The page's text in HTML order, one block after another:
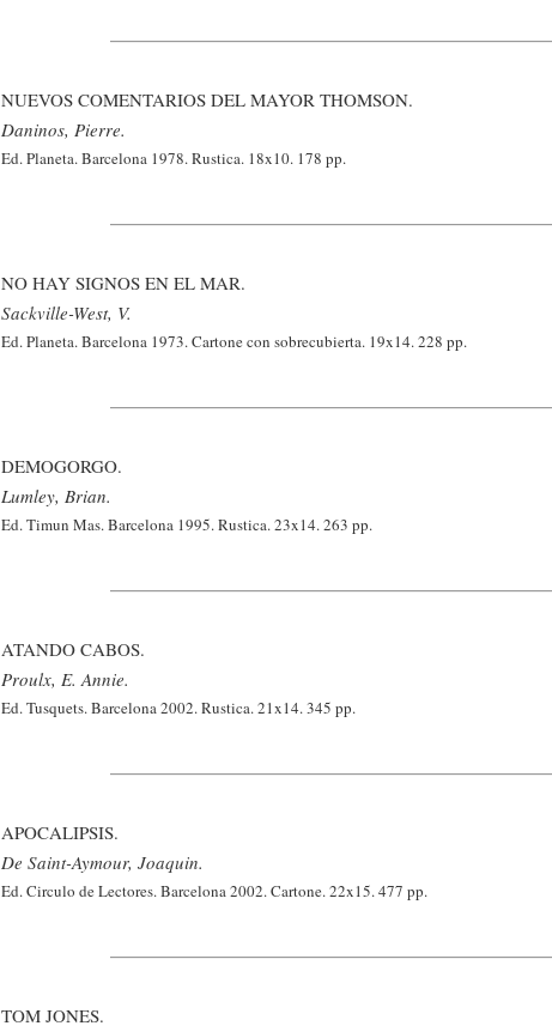
NUEVOS COMENTARIOS DEL MAYOR THOMSON.
Daninos, Pierre.
Ed. Planeta. Barcelona 1978. Rustica. 18x10. 178 pp.
NO HAY SIGNOS EN EL MAR.
Sackville-West, V.
Ed. Planeta. Barcelona 1973. Cartone con sobrecubierta. 19x14. 228 pp.
DEMOGORGO.
Lumley, Brian.
Ed. Timun Mas. Barcelona 1995. Rustica. 23x14. 263 pp.
ATANDO CABOS.
Proulx, E. Annie.
Ed. Tusquets. Barcelona 2002. Rustica. 21x14. 345 pp.
APOCALIPSIS.
De Saint-Aymour, Joaquin.
Ed. Circulo de Lectores. Barcelona 2002. Cartone. 22x15. 477 pp.
TOM JONES.